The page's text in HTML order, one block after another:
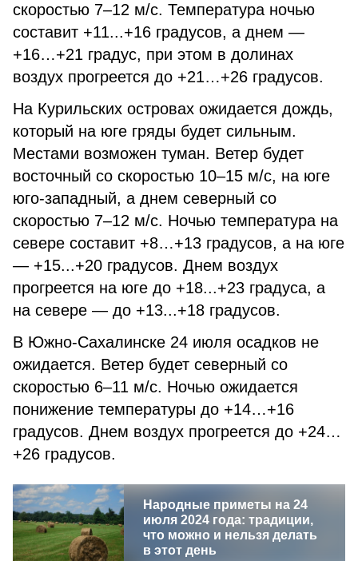
скоростью 7–12 м/c. Температура ночью
составит +11...+16 градусов, а днем —
+16…+21 градус, при этом в долинах
воздух прогреется до +21…+26 градусов.
На Курильских островах ожидается дождь,
который на юге гряды будет сильным.
Местами возможен туман. Ветер будет
восточный со скоростью 10–15 м/c, на юге
юго-западный, а днем северный со
скоростью 7–12 м/c. Ночью температура на
севере составит +8…+13 градусов, а на юге
— +15...+20 градусов. Днем воздух
прогреется на юге до +18...+23 градуса, а
на севере — до +13...+18 градусов.
В Южно-Сахалинске 24 июля осадков не
ожидается. Ветер будет северный со
скоростью 6–11 м/c. Ночью ожидается
понижение температуры до +14…+16
градусов. Днем воздух прогреется до +24…
+26 градусов.
Народные приметы на 24
июля 2024 года: традиции,
что можно и нельзя делать
в этот день